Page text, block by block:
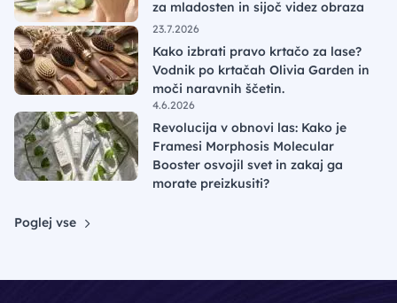
za mladosten in sijoč videz obraza
23.7.2026
Kako izbrati pravo krtačo za lase?
Vodnik po krtačah Olivia Garden in
moči naravnih ščetin.
4.6.2026
Revolucija v obnovi las: Kako je
Framesi Morphosis Molecular
Booster osvojil svet in zakaj ga
morate preizkusiti?
Poglej vse